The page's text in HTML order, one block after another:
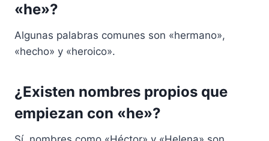
«he»?
Algunas palabras comunes son «hermano»,
«hecho» y «heroico».
¿Existen nombres propios que
empiezan con «he»?